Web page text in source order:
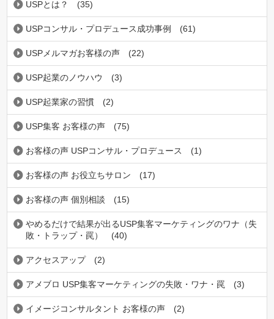
USPとは？ (35)
USPコンサル・プロデュース成功事例 (61)
USPメルマガお客様の声 (22)
USP起業のノウハウ (3)
USP起業家の習慣 (2)
USP集客 お客様の声 (75)
お客様の声 USPコンサル・プロデュース (1)
お客様の声 お役立ちサロン (17)
お客様の声 個別相談 (15)
やめるだけで結果が出るUSP集客マーケティングのワナ（失
敗・トラップ・罠）
(40)
アクセスアップ (2)
アメブロ USP集客マーケティングの失敗・ワナ・罠 (3)
イメージコンサルタント お客様の声 (2)